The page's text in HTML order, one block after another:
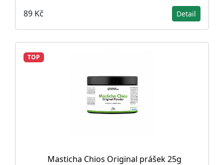
89 Kč Detail
TOP
Masticha Chios Original prášek 25g